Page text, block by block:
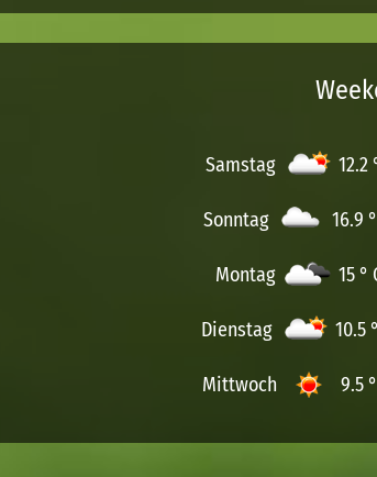
Samstag 12.2
Sonntag 16.9
Montag 15 °
Dienstag 10.5
Mittwoch 9.5